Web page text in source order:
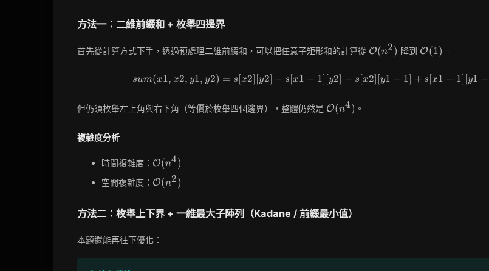
方法一：二維前綴和 + 枚舉四邊界
首先從計算方式下手，透過預處理二維前綴和，可以把任意子矩形和的計算從 \mathcal{O}
O(n2) 降到 \mathcal{O}
O(1) 。
sum(x1,x2,y1,y2) = s[x2][y2] - s[x1-
sum(x1, x2, y1, y2) = s [x2] [y2] − s [x1 − 1] [y2] − s [x2] [y1 − 1] + s [x1 − 1] [y1 −
但仍須枚舉左上角與右下角（等價於枚舉四個邊界），整體仍然是 \mathcal{O}
(n^4)
O(n4) 。
複雜度分析
時間複雜度： \mathcal{O}
(n^4)
O(n4)
空間複雜度： \mathcal{O}
O(n2)
方法二：枚舉上下界 + 一維最大子陣列（Kadane / 前綴最小值）
本題還能再往下優化：